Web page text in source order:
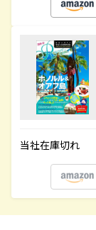
当社在庫切れ